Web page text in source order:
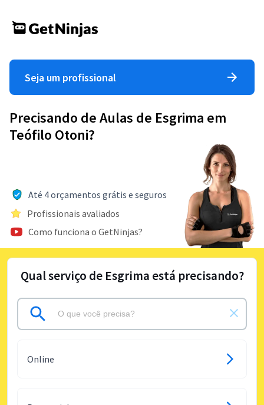
Seja um profissional
Precisando de Aulas de Esgrima em
Teófilo Otoni?
Até 4 orçamentos grátis e seguros
Profissionais avaliados
Como funciona o GetNinjas?
Qual serviço de Esgrima está precisando?
Online